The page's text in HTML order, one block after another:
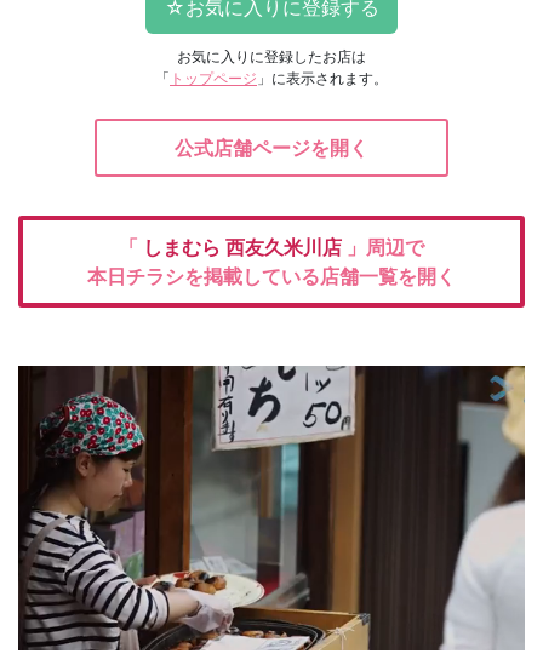
お気に入りに登録したお店は
「 トップページ 」に表示されます。
公式店舗ページを開く
「 しまむら 西友久米川店 」周辺で
本日チラシを掲載している店舗一覧を開く